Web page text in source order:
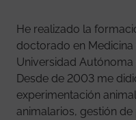
He realizado la
doctorado en
Universidad
Desde de 2003 me
experimentación
animalarios, gestión